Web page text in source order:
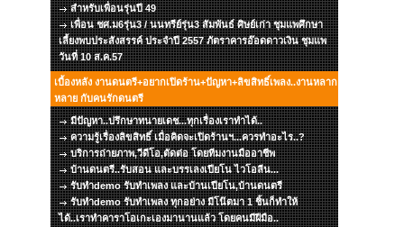
สำหรับเพื่อนรุ่นปี 49
เพื่อน ชศ.ม6รุ่น3 / นนทรีย์รุ่น3 สัมพันธ์ ศิษย์เก่า ชุมแพศึกษา
เลี้ยงพบประสังสรรค์ ประจำปี 2557 ภัตราคารอ๊อดดาวเงิน ชุมแพ
วันที่ 10 ส.ค.57
เบื้องหลัง งานดนตรี+อยากเปิดร้าน+ปัญหา+ลิขสิทธิ์เพลง..งานหลาก
หลาย กับคนรักดนตรี
มีปัญหา..ปรึกษาทนายเดช...ทุกเรื่องเราทำได้..
ความรู้เรื่องลิขสิทธิ์ เมื่อคิดจะเปิดร้านฯ...ควรทำอะไร..?
บริการถ่ายภาพ,วีดีโอ,ตัดต่อ โดยทีมงานมืออาชีพ
บ้านดนตรี..รับสอน และบรรเลงเปียโน ไวโอลีน...
รับทำdemo รับทำเพลง และบ้านเปียโน,บ้านดนตรี
รับทำdemo รับทำเพลง ทุกอย่าง มีโน๊ตมา 1 ชิ้นก็ทำให้
ได้..เราทำคาราโอเกะเองมานานแล้ว โดยคนมีฝีมือ..